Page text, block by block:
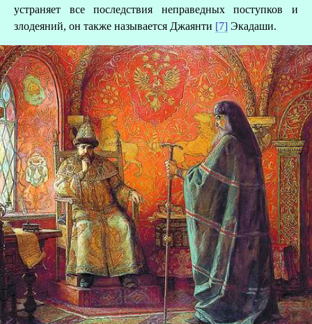
устраняет все последствия неправедных поступков и
злодеяний, он также называется Джаянти [7] Экадаши.